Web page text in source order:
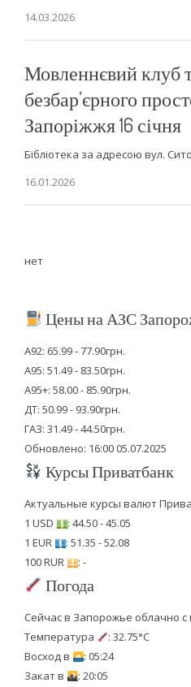
14.03.2026
Мовленнєвий клуб
безбар’єрного
Запоріжжя 16 січня
Бібліотека за адресою вул.
16.01.2026
нет
Цены на АЗС
А92: 65.99 - 77.90грн.
А95: 51.49 - 83.50грн.
А95+: 58.00 - 85.90грн.
ДТ: 50.99 - 93.90грн.
ГАЗ: 31.49 - 44.50грн.
Обновлено: 16:00 05.07.2025
Курсы Приватбанк
Актуальные курсы валют
1 USD
: 44.50 - 45.05
1 EUR
: 51.35 - 52.08
100 RUR
: -
Погода
Сейчас в Запорожье облачно с
Температура
: 32.75°C
Восход в
: 05:24
Закат в
: 20:05